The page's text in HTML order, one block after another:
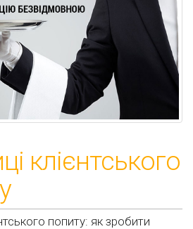
клієнтського
попиту: як зробити